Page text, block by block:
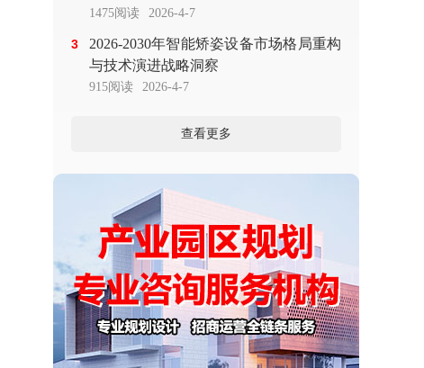
1475阅读 2026-4-7
3
2026-2030年智能矫姿设备市场格局重构
与技术演进战略洞察
915阅读 2026-4-7
查看更多